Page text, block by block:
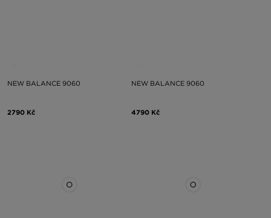
NEW BALANCE 9060
2790 Kč
NEW BALANCE 9060
4790 Kč